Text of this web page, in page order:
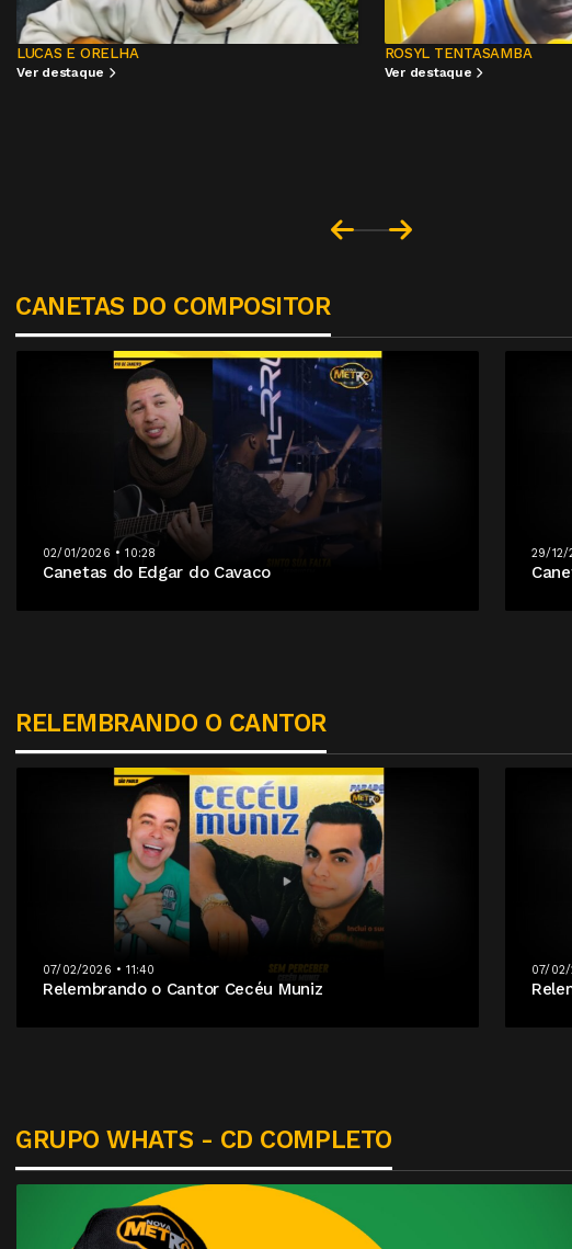
ROSYL TENTASAMBA
Ver destaque
PAGODE DO DORINHO
Ver destaque
CANETAS DO COMPOSITOR
02/01/2026 • 10:28
Canetas do Edgar do Cavaco
29/12/
RELEMBRANDO O CANTOR
07/02/2026 • 11:40
Relembrando o Cantor Cecéu Muniz
07/02/
GRUPO WHATS - CD COMPLETO